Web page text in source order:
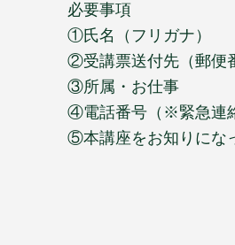
必要事項
①氏名（フリガナ）
②受講票送付先（郵便
③所属・お仕事
④電話番号（※緊急連
⑤本講座をお知りにな